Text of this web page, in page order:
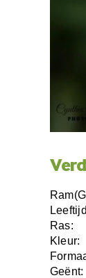
Ras:
Kleur:
Geënt: